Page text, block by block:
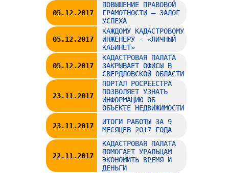
05.12.2017
ПОВЫШЕНИЕ ПРАВОВОЙ
ГРАМОТНОСТИ – ЗАЛОГ
УСПЕХА
05.12.2017
КАЖДОМУ КАДАСТРОВОМУ
ИНЖЕНЕРУ - «ЛИЧНЫЙ
КАБИНЕТ»
05.12.2017
КАДАСТРОВАЯ ПАЛАТА
ЗАКРЫВАЕТ ОФИСЫ В
СВЕРДЛОВСКОЙ ОБЛАСТИ
23.11.2017
ПОРТАЛ РОСРЕЕСТРА
ПОЗВОЛЯЕТ УЗНАТЬ
ИНФОРМАЦИЮ ОБ
ОБЪЕКТЕ НЕДВИЖИМОСТИ
23.11.2017
ИТОГИ РАБОТЫ ЗА 9
МЕСЯЦЕВ 2017 ГОДА
22.11.2017
КАДАСТРОВАЯ ПАЛАТА
ПОМОГАЕТ УРАЛЬЦАМ
ЭКОНОМИТЬ ВРЕМЯ И
ДЕНЬГИ